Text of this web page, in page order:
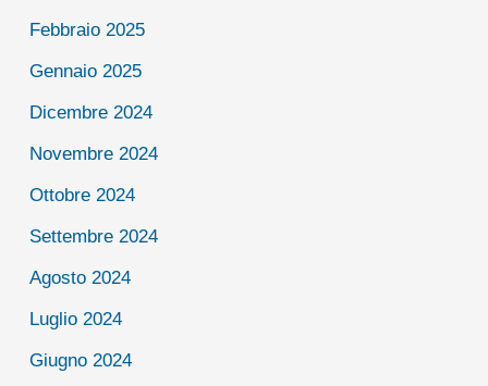
Febbraio 2025
Gennaio 2025
Dicembre 2024
Novembre 2024
Ottobre 2024
Settembre 2024
Agosto 2024
Luglio 2024
Giugno 2024